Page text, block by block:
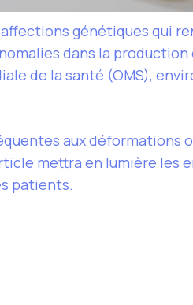
génétiques qui
dans la production
de la santé (OMS),
aux déformations
mettra en lumière les
patients.